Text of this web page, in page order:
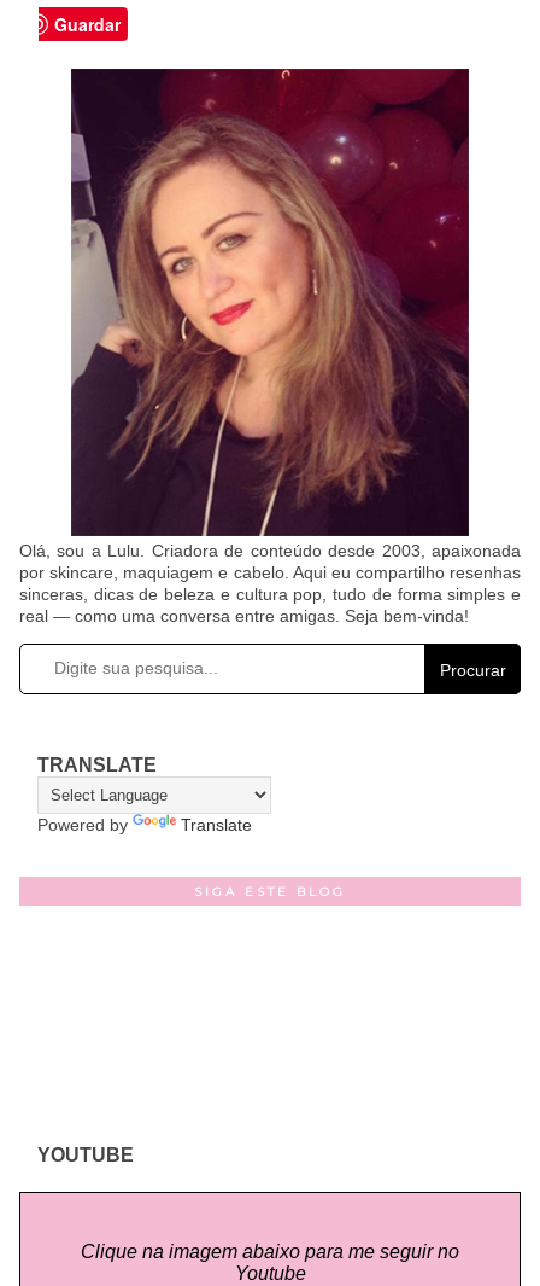
Guardar
Olá, sou a Lulu. Criadora de conteúdo desde 2003, apaixonada
por skincare, maquiagem e cabelo. Aqui eu compartilho resenhas
sinceras, dicas de beleza e cultura pop, tudo de forma simples e
real — como uma conversa entre amigas. Seja bem-vinda!
Procurar
TRANSLATE
Powered by Translate
SIGA ESTE BLOG
YOUTUBE
Clique na imagem abaixo para me seguir no
Youtube